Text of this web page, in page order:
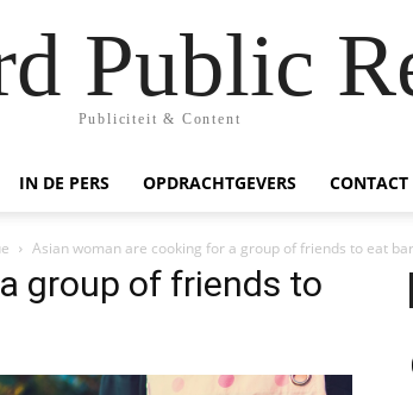
Public
Publiciteit & Content
IN DE PERS OPDRACHTGEVERS CONTACT
Asian woman are cooking for a group of friends to eat
group of friends to